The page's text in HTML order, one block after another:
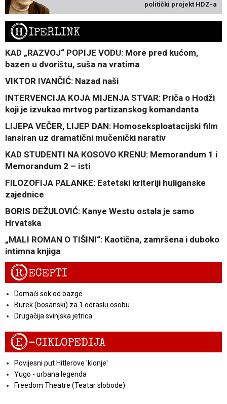
politički projekt HDZ-a
HIPERLINK
KAD „RAZVOJ“ POPIJE VODU: More pred kućom,
bazen u dvorištu, suša na vratima
VIKTOR IVANČIĆ: Nazad naši
INTERVENCIJA KOJA MIJENJA STVAR: Priča o Hodži
koji je izvukao mrtvog partizanskog komandanta
LIJEPA VEČER, LIJEP DAN: Homoseksploatacijski film
lansiran uz dramatični mučenički narativ
KAD STUDENTI NA KOSOVO KRENU: Memorandum 1 i
Memorandum 2 – isti
FILOZOFIJA PALANKE: Estetski kriteriji huliganske
zajednice
BORIS DEŽULOVIĆ: Kanye Westu ostala je samo
Hrvatska
„MALI ROMAN O TIŠINI“: Kaotična, zamršena i duboko
intimna knjiga
RECEPTI
Domaći sok od bazge
Burek (bosanski) za 1 odraslu osobu
Drugačija svinjska jetrica
E-CIKLOPEDIJA
Povijesni put Hitlerove 'klonje'
Yugo - urbana legenda
Freedom Theatre (Teatar slobode)